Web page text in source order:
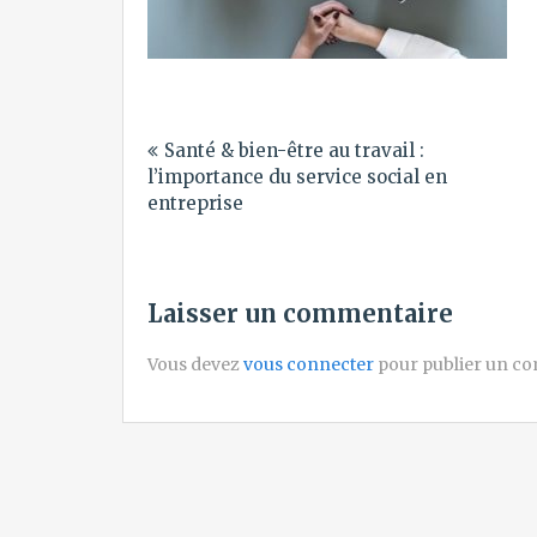
de
l’article
Santé & bien-être au travail :
l’importance du service social en
entreprise
Laisser un commentaire
Vous devezvous connecter pour publier un